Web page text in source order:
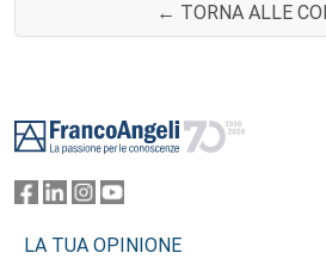
← TORNA ALLE
LA TUA OPINIONE